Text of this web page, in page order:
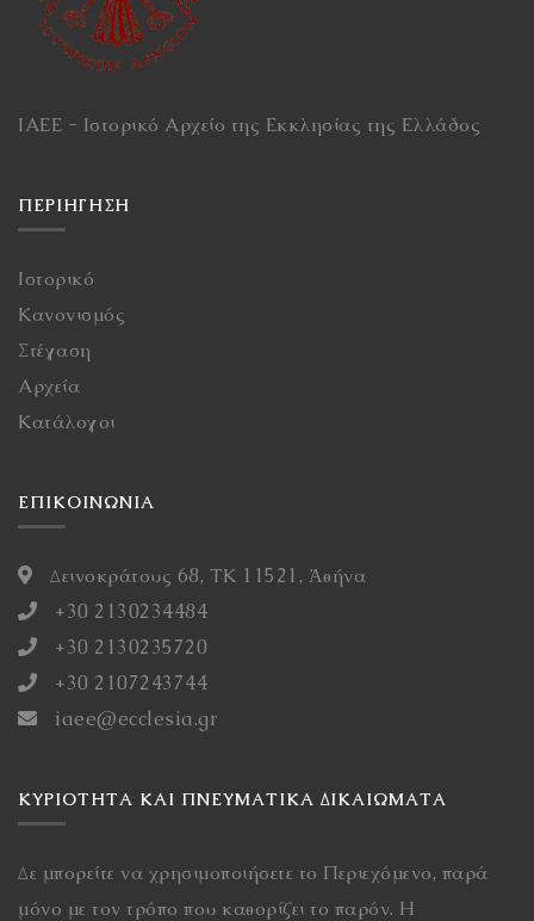
ΙΑΕΕ - Ιστορικό Αρχείο της Εκκλησίας της Ελλάδος
ΠΕΡΙΉΓΗΣΗ
Ιστορικό
Κανονισμός
Στέγαση
Αρχεία
Κατάλογοι
ΕΠΙΚΟΙΝΩΝΙΑ
Δεινοκράτους 68, ΤΚ 11521, Ἀθήνα
+30 2130234484
+30 2130235720
+30 2107243744
iaee@ecclesia.gr
ΚΥΡΙΌΤΗΤΑ ΚΑΙ ΠΝΕΥΜΑΤΙΚΆ ΔΙΚΑΙΏΜΑΤΑ
Δε μπορείτε να χρησιμοποιήσετε το Περιεχόμενο, παρά
μόνο με τον τρόπο που καθορίζει το παρόν. Η